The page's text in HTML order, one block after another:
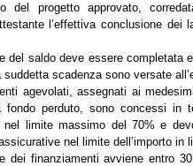
del progetto approvato,
l’effettiva conclusione
del saldo deve essere
suddetta scadenza sono versate
agevolati, assegnati ai
fondo perduto, sono concessi in
nel limite massimo del 70% e
nel limite dell’importo in
dei finanziamenti avviene entro